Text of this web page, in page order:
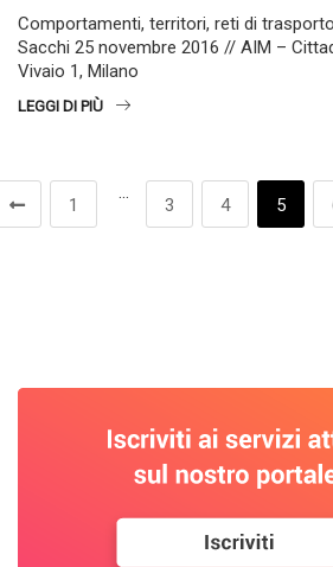
Comportamenti, territori, reti di
Sacchi 25 novembre 2016 // AIM –
Vivaio 1, Milano
LEGGI DI PIÙ
1
…
3 4 5